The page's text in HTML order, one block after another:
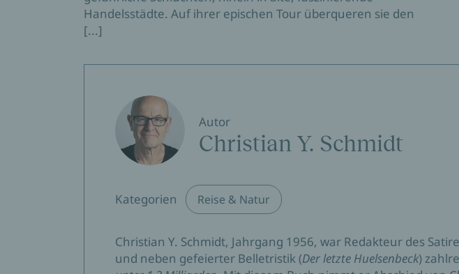
Handelsstädte. Auf ihrer epischen Tour überqueren sie den
[...]
Autor
Christian Y. Schmidt
Kategorien Reise & Natur
Christian Y. Schmidt, Jahrgang 1956, war Redakteur des
und neben gefeierter Belletristik (Der letzte Huelsenbeck)